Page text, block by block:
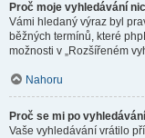
Proč moje vyhledávání
Vámi hledaný výraz byl
běžných termínů, které
možnosti v „Rozšířeném
Nahoru
Proč se mi po
Vaše vyhledávání vrátilo